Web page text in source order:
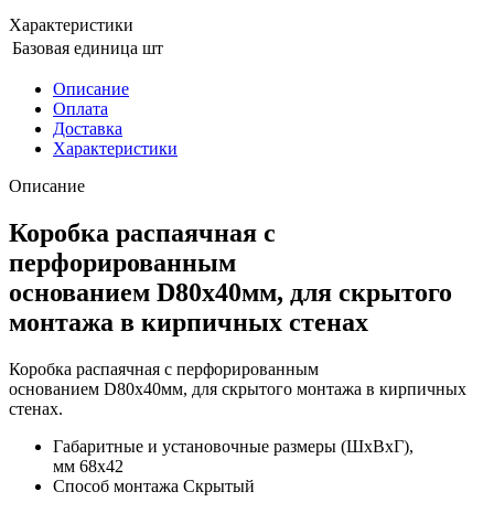
Характеристики
Базовая единица шт
Описание
Оплата
Доставка
Характеристики
Описание
Коробка распаячная с
перфорированным
основанием D80х40мм, для скрытого
монтажа в кирпичных стенах
Коробка распаячная с перфорированным
основанием D80х40мм, для скрытого монтажа в кирпичных
стенах.
Габаритные и установочные размеры (ШхВхГ),
мм 68x42
Способ монтажа Скрытый